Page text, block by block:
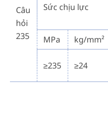
Câu
hỏi
235
Sức chịu lực
MPa kg/mm²
≥235 ≥24